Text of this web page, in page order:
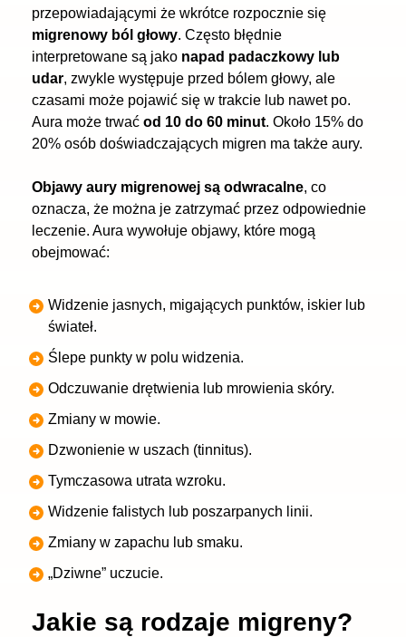
przepowiadającymi że wkrótce rozpocznie się
migrenowy ból głowy. Często błędnie
interpretowane są jako napad padaczkowy lub
udar, zwykle występuje przed bólem głowy, ale
czasami może pojawić się w trakcie lub nawet po.
Aura może trwać od 10 do 60 minut. Około 15% do
20% osób doświadczających migren ma także aury.
Objawy aury migrenowej są odwracalne, co
oznacza, że można je zatrzymać przez odpowiednie
leczenie. Aura wywołuje objawy, które mogą
obejmować:
Widzenie jasnych, migających punktów, iskier lub
świateł.
Ślepe punkty w polu widzenia.
Odczuwanie drętwienia lub mrowienia skóry.
Zmiany w mowie.
Dzwonienie w uszach (tinnitus).
Tymczasowa utrata wzroku.
Widzenie falistych lub poszarpanych linii.
Zmiany w zapachu lub smaku.
„Dziwne” uczucie.
Jakie są rodzaje migreny?